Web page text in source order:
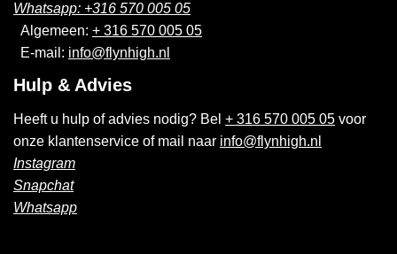
Whatsapp: +316 570 005 05
Algemeen: + 316 570 005 05
E-mail: info@flynhigh.nl
Hulp & Advies
Heeft u hulp of advies nodig? Bel + 316 570 005 05 voor
onze klantenservice of mail naar info@flynhigh.nl
Instagram
Snapchat
Whatsapp